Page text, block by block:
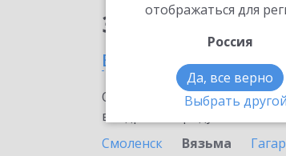
отображаться для
Россия
Да, все верно
Выбрать другой
Заказать
в Вязьме
Ознакомьтесь с
внедрение продукта.
Смоленск
Вязьма